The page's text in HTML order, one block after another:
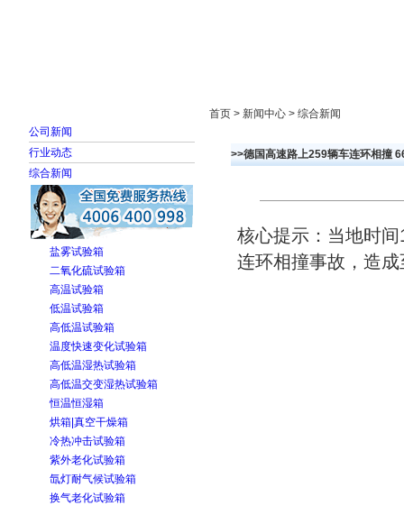
公司新闻
行业动态
综合新闻
盐雾试验箱
二氧化硫试验箱
高温试验箱
低温试验箱
高低温试验箱
温度快速变化试验箱
高低温湿热试验箱
高低温交变湿热试验箱
恒温恒湿箱
烘箱|真空干燥箱
冷热冲击试验箱
紫外老化试验箱
氙灯耐气候试验箱
换气老化试验箱
首页 > 新闻中心 > 综合新闻
>>德国高速路上259辆车连环相撞
核心提示：当地时
连环相撞事故，造